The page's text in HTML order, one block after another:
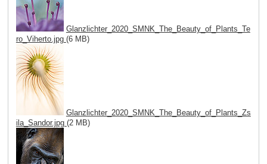
Glanzlichter_2020_SMNK_The_Beauty_of_Plants_Te
ro_Viherto.jpg (6 MB)
Glanzlichter_2020_SMNK_The_Beauty_of_Plants_Zs
ila_Sandor.jpg (2 MB)